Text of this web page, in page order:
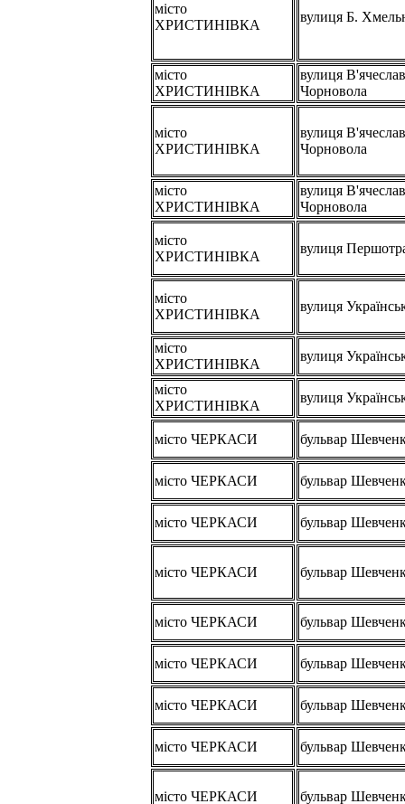
місто
ХРИСТИНІВКА
вулиця Б.
місто
ХРИСТИНІВКА
вулиця
Чорновола
місто
ХРИСТИНІВКА
вулиця
Чорновола
місто
ХРИСТИНІВКА
вулиця
Чорновола
місто
ХРИСТИНІВКА
вулиця
місто
ХРИСТИНІВКА
вулиця
місто
ХРИСТИНІВКА
вулиця
місто
ХРИСТИНІВКА
вулиця
місто ЧЕРКАСИ бульвар
місто ЧЕРКАСИ бульвар
місто ЧЕРКАСИ бульвар
місто ЧЕРКАСИ бульвар
місто ЧЕРКАСИ бульвар
місто ЧЕРКАСИ бульвар
місто ЧЕРКАСИ бульвар
місто ЧЕРКАСИ бульвар
місто ЧЕРКАСИ бульвар